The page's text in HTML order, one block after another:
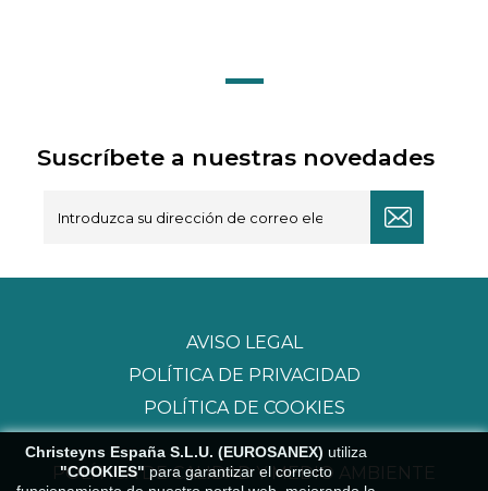
Suscríbete a nuestras novedades
Christeyns España S.L.U. (EUROSANEX) utiliza
"COOKIES" para garantizar el correcto
AVISO LEGAL
POLÍTICA DE PRIVACIDAD
POLÍTICA DE COOKIES
POLÍTICA DE CALIDAD Y MEDIO AMBIENTE